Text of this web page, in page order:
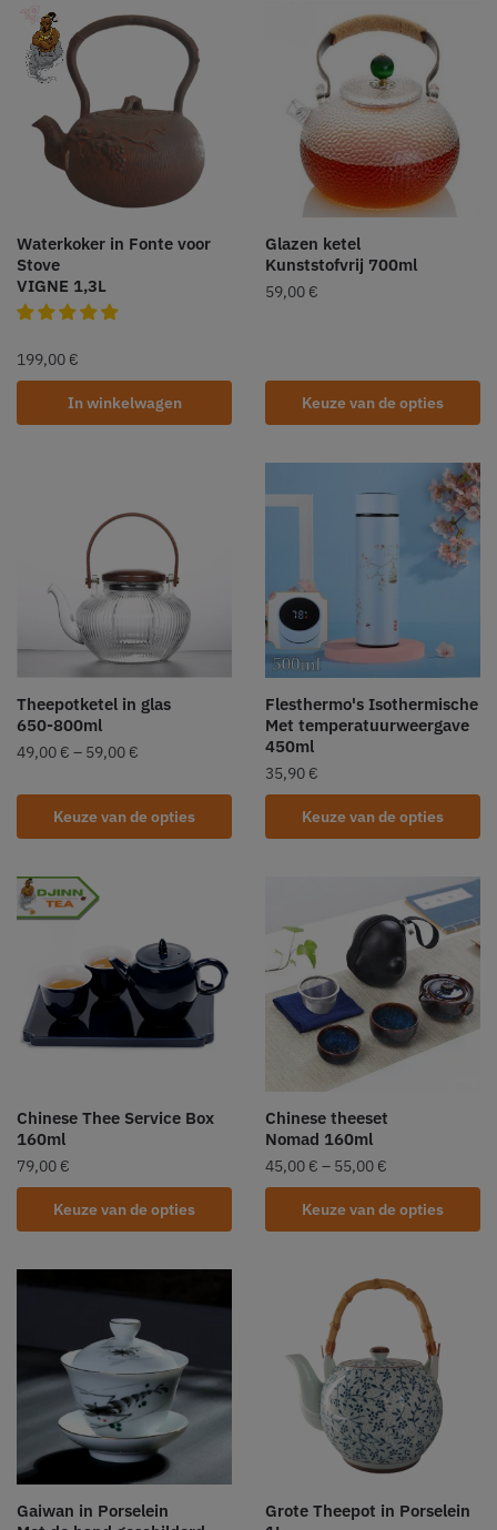
Waterkoker in Fonte voor
Stove
VIGNE 1,3L
199,00 €
In winkelwagen
Glazen ketel
Kunststofvrij 700ml
59,00 €
Keuze van de opties
Theepotketel in glas
650-800ml
49,00 € – 59,00 €
Keuze van de opties
Flesthermo's Isothermische
Met temperatuurweergave
450ml
35,90 €
Keuze van de opties
Chinese Thee Service Box
160ml
79,00 €
Keuze van de opties
Chinese theeset
Nomad 160ml
45,00 € – 55,00 €
Keuze van de opties
Gaiwan in Porselein
Grote Theepot in Porselein